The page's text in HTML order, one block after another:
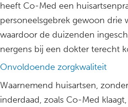
heeft Co-Med een
personeelsgebrek gewoon drie
waardoor de duizenden
nergens bij een dokter terecht
Onvoldoende zorgkwaliteit
Waarnemend huisartsen,
inderdaad, zoals Co-Med